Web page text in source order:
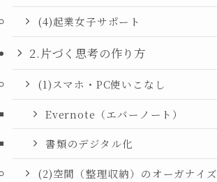
(4)起業女子サポート
2.片づく思考の作り方
(1)スマホ・PC使いこなし
Evernote（エバーノート）
書類のデジタル化
(2)空間（整理収納）のオーガナイズ